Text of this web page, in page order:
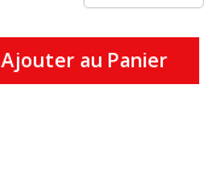
Ajouter au Panier